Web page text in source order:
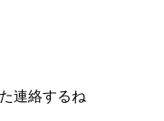
連絡するね